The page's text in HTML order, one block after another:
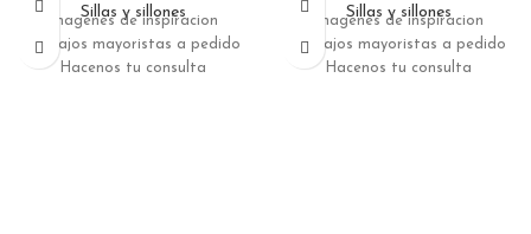
Sillas y sillones
Imagenes de inspiracion
Trabajos mayoristas a pedido
Hacenos tu consulta
Sillas y sillones
Imagenes de inspiracion
Trabajos mayoristas a pedido
Hacenos tu consulta